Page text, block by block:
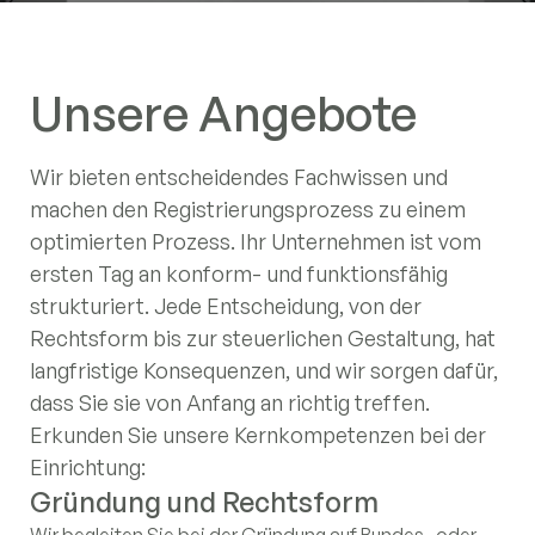
Unsere Angebote
Wir bieten entscheidendes Fachwissen und
machen den Registrierungsprozess zu einem
optimierten Prozess. Ihr Unternehmen ist vom
ersten Tag an konform- und funktionsfähig
strukturiert. Jede Entscheidung, von der
Rechtsform bis zur steuerlichen Gestaltung, hat
langfristige Konsequenzen, und wir sorgen dafür,
dass Sie sie von Anfang an richtig treffen.
Erkunden Sie unsere Kernkompetenzen bei der
Einrichtung:
Gründung und Rechtsform
Regulatorische Einrichtung und
Bankwesen und operative
Strukturierung gemeinnütziger
E-Commerce-